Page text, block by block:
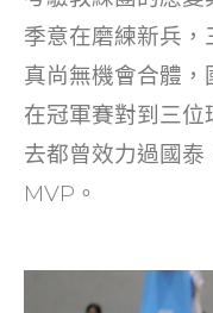
季意在磨練新兵
真尚無機會合體
在冠軍賽對到三
去都曾效力過國
MVP。